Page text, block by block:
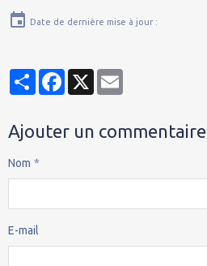
Date de dernière mise à jour :
PartagerFacebook
X
Ajouter un commentaire
Nom
E-mail